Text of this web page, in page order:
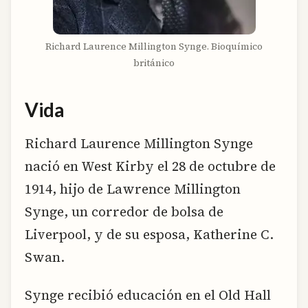
Richard Laurence Millington Synge. Bioquímico
británico
Vida
Richard Laurence Millington Synge
nació en West Kirby el 28 de octubre de
1914, hijo de Lawrence Millington
Synge, un corredor de bolsa de
Liverpool, y de su esposa, Katherine C.
Swan.
Synge recibió educación en el Old Hall